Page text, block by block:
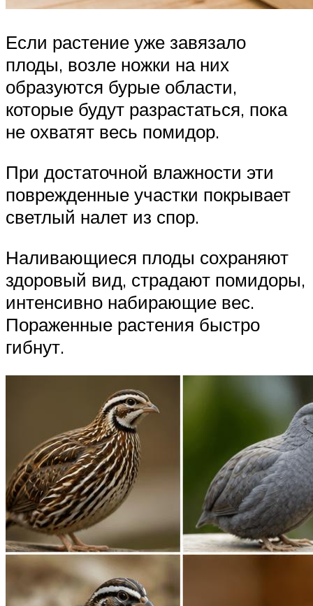
Если растение уже завязало
плоды, возле ножки на них
образуются бурые области,
которые будут разрастаться, пока
не охватят весь помидор.
При достаточной влажности эти
поврежденные участки покрывает
светлый налет из спор.
Наливающиеся плоды сохраняют
здоровый вид, страдают помидоры,
интенсивно набирающие вес.
Пораженные растения быстро
гибнут.